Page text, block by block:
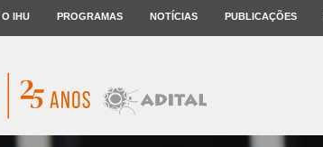
IHU PROGRAMAS NOTÍCIAS PUBLICAÇÕES